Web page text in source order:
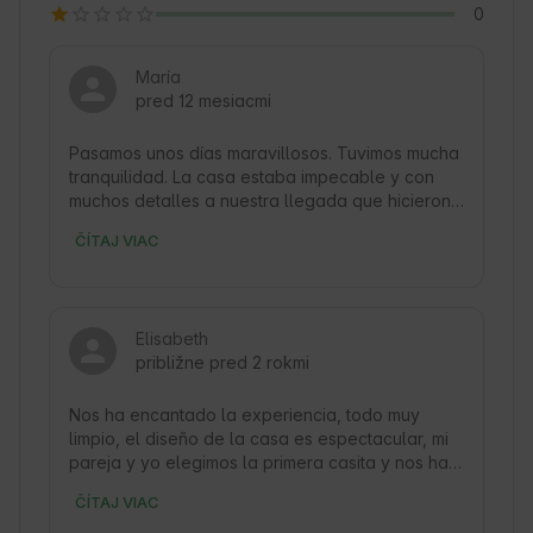
0
María
pred 12 mesiacmi
Pasamos unos días maravillosos. Tuvimos mucha
tranquilidad. La casa estaba impecable y con
muchos detalles a nuestra llegada que hicieron
acondicionado fue de lo mejor para estos días
Además, a pocos kilómetros están algunas
playas y hay muchísimos sitios ricos para poder
muchisima información sobre los lugares que
podíamos visitar y las cascadas cercanas son
lugares de interés muy recomendables para ver.
problema. Desde luego un 10 de 10. Lo
ČÍTAJ VIAC
Elisabeth
približne pred 2 rokmi
Nos ha encantado la experiencia, todo muy
limpio, el diseño de la casa es espectacular, mi
pareja y yo elegimos la primera casita y nos ha
espacioso y sencillo de usar y las vistas
ČÍTAJ VIAC